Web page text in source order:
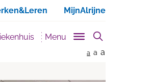
MijnAlrijne
Menu
a a a